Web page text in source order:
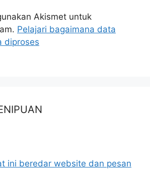
Akismet untuk
Pelajari bagaimana data
diproses
ini beredar website dan pesan